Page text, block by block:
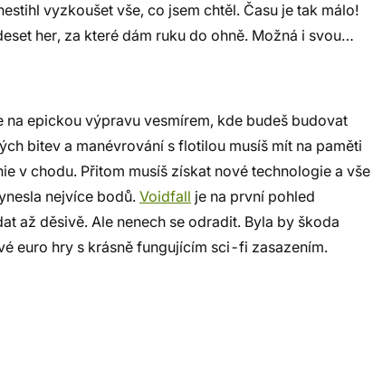
vyzkoušet vše, co jsem chtěl. Času je tak málo!
her, za které dám ruku do ohně. Možná i svou…
epickou výpravu vesmírem, kde budeš budovat
bitev a manévrování s flotilou musíš mít na paměti
v chodu. Přitom musíš získat nové technologie a vše
nejvíce bodů. Voidfall je na první pohled
až děsivě. Ale nenech se odradit. Byla by škoda
euro hry s krásně fungujícím sci-fi zasazením.